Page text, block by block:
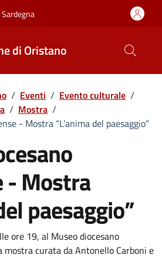
di Oristano
/ Eventi / Evento culturale /
/ Mostra /
- Mostra “L’anima del paesaggio”
- Mostra
paesaggio”
ore 19, al Museo diocesano
mostra curata da Antonello Carboni e